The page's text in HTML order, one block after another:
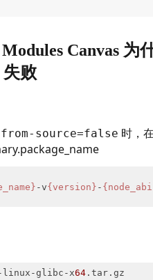
Canvas 为
失败
source=false 时，
-v{version} -
linux-glibc-x64.tar.gz